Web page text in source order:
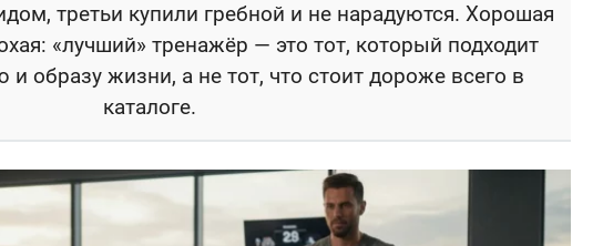
третьи купили гребной и не нарадуются. Хорошая
«лучший» тренажёр — это тот, который подходит
образу жизни, а не тот, что стоит дороже всего в
каталоге.